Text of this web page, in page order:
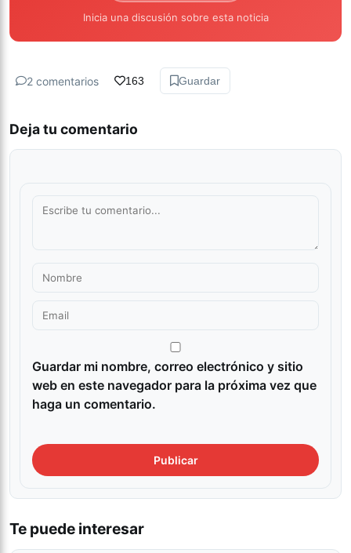
Inicia una discusión sobre esta noticia
2 comentarios 163 Guardar
Deja tu comentario
Guardar mi nombre, correo electrónico y sitio
web en este navegador para la próxima vez que
haga un comentario.
Te puede interesar